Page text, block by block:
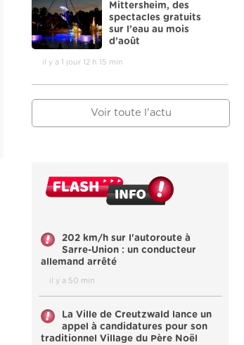
Mittersheim, des
spectacles gratuits
sur l’eau au mois
d’août
il y a 1 jour 12 h 15 min
Voir toute l'actu
202 km/h sur l'autoroute à
Sarre-Union : un conducteur
allemand arrêté
il y a 50 min
La Ville de Creutzwald lance un
appel à candidatures pour son
traditionnel Village du Père Noël